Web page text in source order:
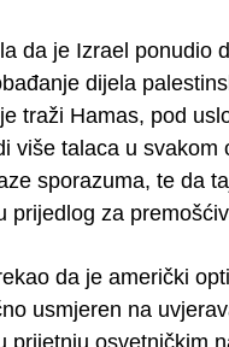
da je Izrael ponudio
dijela
traži Hamas, pod
više talaca u svakom
sporazuma, te da
prijedlog za
da je američki
usmjeren na
prijetnju osvetničkim